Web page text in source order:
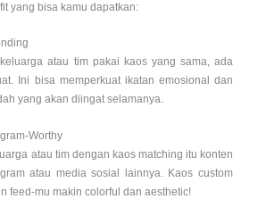
yang bisa kamu dapatkan:
atau tim pakai kaos yang sama, ada
Ini bisa memperkuat ikatan emosional dan
yang akan diingat selamanya.
Worthy
atau tim dengan kaos matching itu konten
atau media sosial lainnya. Kaos custom
feed-mu makin colorful dan aesthetic!